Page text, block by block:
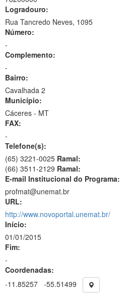
Logradouro:
Rua Tancredo Neves, 1095
Número:
-
Complemento:
-
Bairro:
Cavalhada 2
Município:
Cáceres - MT
FAX:
-
Telefone(s):
(65) 3221-0025 Ramal:
(66) 3511-2129 Ramal:
E-mail Institucional do Programa:
profmat@unemat.br
URL:
http://www.novoportal.unemat.br/
Início:
01/01/2015
Fim:
-
Coordenadas:
-11.85257 -55.51499